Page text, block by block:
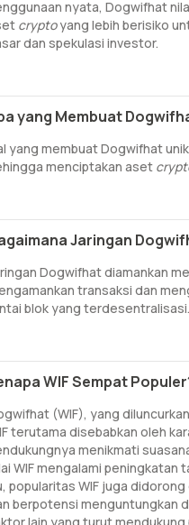
nyata, Dogwifhat
cryptoyang lebih berisiko
dan spekulasi investor.
yang Membuat
yang membuat Dogwifhat
menciptakan aset
Jaringan
Dogwifhat diamankan
transaksi dan
blok yang
WIF Sempat
(WIF), yang
terutama disebabkan oleh
menikmati
WIF mengalami
popularitas WIF juga
berpotensi menguntungkan